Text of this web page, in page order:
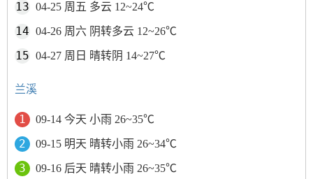
04-25 周五 多云 12~24℃
04-26 周六 阴转多云 12~26℃
04-27 周日 晴转阴 14~27℃
兰溪
09-14 今天 小雨 26~35℃
09-15 明天 晴转小雨 26~34℃
09-16 后天 晴转小雨 26~35℃